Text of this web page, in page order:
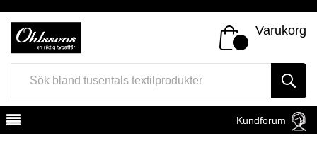
Varukorg
Kundforum